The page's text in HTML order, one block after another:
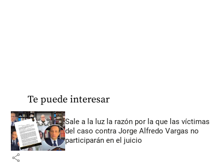
Te puede interesar
Sale a la luz la razón por la que las víctimas
del caso contra Jorge Alfredo Vargas no
participarán en el juicio
share